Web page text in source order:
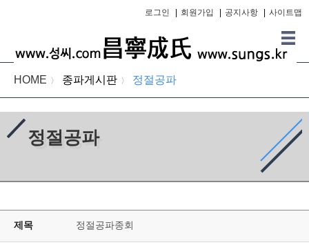
로그인 회원가입 공지사항 사이트맵
HOME 〉 종파게시판 〉 정절공파
정절공파
제목 정절공파종회